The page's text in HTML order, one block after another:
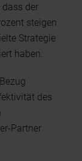
dass der
steigen
Strategie
haben.
des
Partner